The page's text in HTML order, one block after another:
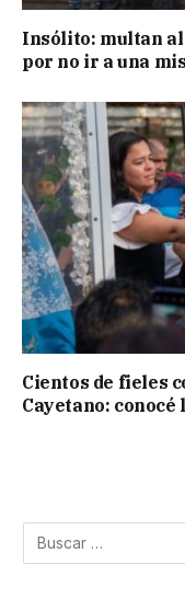
Insólito: multan al
por no ir a una
Cientos de fieles
Cayetano: conocé